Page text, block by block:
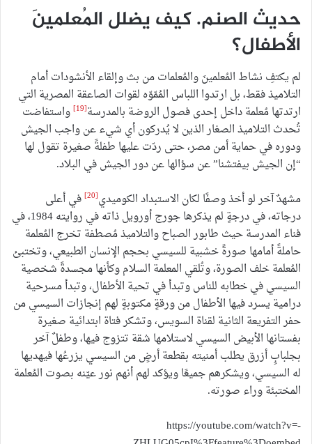
حديث الصنم. كيف يضلل المُعلمينَ
الأطفال؟
لم يكتفِ نشاط المُعلمينَ والمُعلمات من بث وإلقاء الأنشودات أمام
التلاميذ فقط، بل ارتدوا اللباس المُمّوّه لقوات الصاعقة المصرية التي
ارتدتها مُعلمة داخل إحدى فصول الروضة بالمدرسة[19]
واستفاضت
تُحدث التلاميذ الصغار الذين لا يُدركون أي شيء عن واجب الجيش
ودوره في حماية أمن مصر، حتى ردّت عليها طفلةً صغيرة تقول لها
“إن الجيش بيفتشنا” عن سؤالها عن دور الجيش في البلاد.
مشهدٌ آخر لو أخذ وصفًا لكان الاستبداد الكوميدي[20]
في أعلى
درجاته، في درجةٍ لم يذكرها جورج أورويل ذاته في روايته 1984، في
فناء المدرسة حيث طابور الصباح والتلاميذ مُصطفة تخرج المُعلمة
حاملةً أمامها صورةً خشبية للسيسي بحجم الإنسان الطبيعي، وتختبئ
المُعلمة خلف الصورة، وتُلقي المعلمة السلام وكأنها مجسدةً شخصية
السيسي في خطابه للناس وتبدأ في تحية الأطفال، وتبدأ مسرحية
درامية يسرد فيها الأطفال من ورقةٍ مكتوبةٍ لهم إنجازات السيسي من
حفر التفريعة الثانية لقناة السويس، وتشكر فتاة ابتدائية صغيرة
بفستانها الأبيض السيسي لاستلامها شقة تتزوج فيها، وطفلٌ آخر
بجلبابٍ أزرق يطلب أمنيته بقطعة أرضٍ من السيسي يزرعُها فيهديها
له السيسي، ويشكرهم جميعًا ويؤكد لهم أنهم نور عيّنه بصوت المُعلمة
المختبئة وراء صورته.
https://youtube.com/watch?v=-